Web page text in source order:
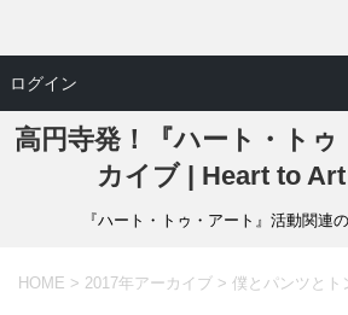
高円寺発！『ハート・ト
カイブ | Heart to
『ハート・トゥ・アート』活動関連
HOME > 2017年アーカイブ > 僕とパンツとト
ログイン